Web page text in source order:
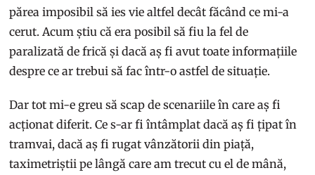
părea imposibil să ies vie altfel decât făcând ce mi-a
cerut. Acum știu că era posibil să fiu la fel de
paralizată de frică și dacă aș fi avut toate informațiile
despre ce ar trebui să fac într-o astfel de situație.
Dar tot mi-e greu să scap de scenariile în care aș fi
acționat diferit. Ce s-ar fi întâmplat dacă aș fi țipat în
tramvai, dacă aș fi rugat vânzătorii din piață,
taximetriștii pe lângă care am trecut cu el de mână,